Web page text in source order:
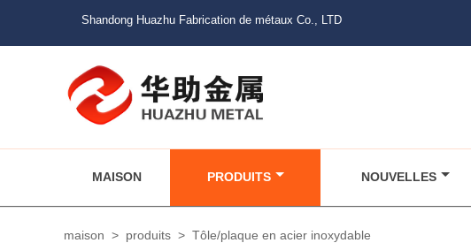
Shandong Huazhu Fabrication de métaux Co., LTD
MAISON PRODUITS NOUVELLES
maison > produits > Tôle/plaque en acier inoxydable